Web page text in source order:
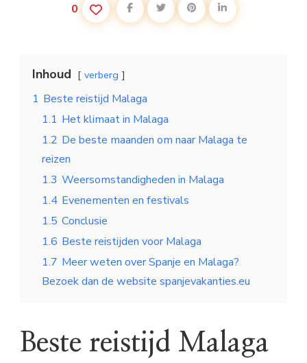
0
Inhoud verberg
1 Beste reistijd Malaga
1.1 Het klimaat in Malaga
1.2 De beste maanden om naar Malaga te
reizen
1.3 Weersomstandigheden in Malaga
1.4 Evenementen en festivals
1.5 Conclusie
1.6 Beste reistijden voor Malaga
1.7 Meer weten over Spanje en Malaga?
Bezoek dan de website spanjevakanties.eu
Beste reistijd Malaga